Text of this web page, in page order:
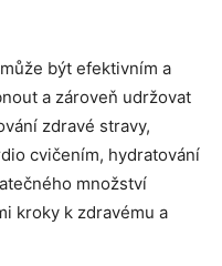
být efektivním a
a zároveň udržovat
zdravé stravy,
cvičením, hydratování
množství
kroky k zdravému a